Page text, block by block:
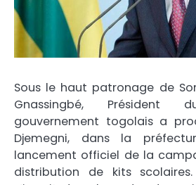
Sous le haut patronage de
Gnassingbé, Président
gouvernement togolais a
Djemegni, dans la
lancement officiel de la
distribution de kits